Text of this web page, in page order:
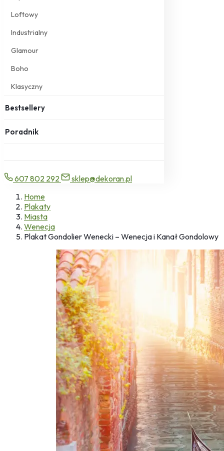
Loftowy
Industrialny
Glamour
Boho
Klasyczny
Bestsellery
Poradnik
607 802 292
sklep@dekoran.pl
Home
Plakaty
Miasta
Wenecja
Plakat Gondolier Wenecki – Wenecja i Kanał Gondolowy